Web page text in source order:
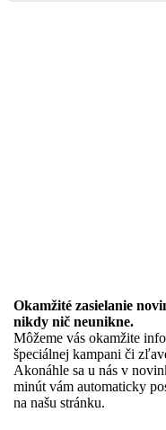
Okamžité zasielanie
nikdy nič neunikne.
Môžeme vás okamžite
špeciálnej kampani či
Akonáhle sa u nás v
minút vám automaticky
na našu stránku.